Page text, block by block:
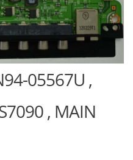
05567U ,
, MAIN